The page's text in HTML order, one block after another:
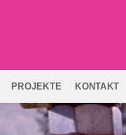
PROJEKTE KONTAKT